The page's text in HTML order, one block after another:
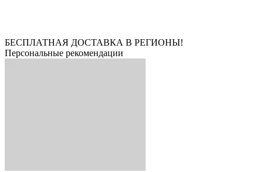
БЕСПЛАТНАЯ ДОСТАВКА В РЕГИОНЫ!
Персональные рекомендации